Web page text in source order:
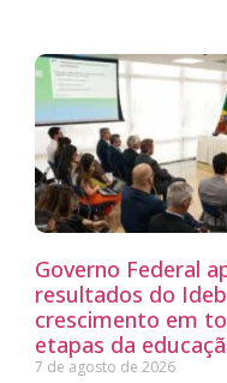
Governo Federal
resultados do
crescimento em
etapas da
7 de agosto de 2026